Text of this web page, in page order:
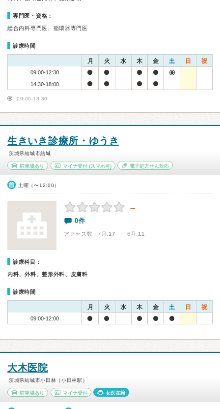
専門医・資格：
総合内科専門医、循環器専門医
診療時間
月 火 水 木 金 土 日 祝
09:00-12:30
14:30-18:00
09:00-13:30
生きいき診療所・ゆうき
茨城県結城市結城
駐車場あり マイナ受付(スマホ可) 電子処方せん対応
土曜（〜12:00）
－
0件
アクセス数 7月:17 | 6月:11
診療科目：
内科、外科、整形外科、皮膚科
診療時間
月 火 水 木 金 土 日 祝
09:00-12:00
大木医院
茨城県結城市小田林（小田林駅）
駐車場あり マイナ受付 女医在籍